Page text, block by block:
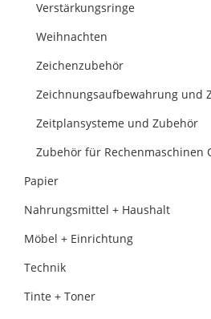
Verstärkungsringe
Weihnachten
Zeichenzubehör
Zeichnungsaufbewahrung und
Zeitplansysteme und Zubehör
Zubehör für Rechenmaschinen
Papier
Nahrungsmittel + Haushalt
Möbel + Einrichtung
Technik
Tinte + Toner